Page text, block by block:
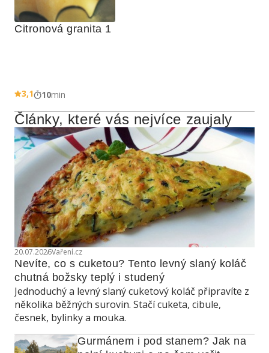
Citronová granita 1
3,1 10min
Články, které vás nejvíce zaujaly
20.07.2026Vaření.cz
Nevíte, co s cuketou? Tento levný slaný koláč
chutná božsky teplý i studený
Jednoduchý a levný slaný cuketový koláč připravíte z
několika běžných surovin. Stačí cuketa, cibule,
česnek, bylinky a mouka.
Gurmánem i pod stanem? Jak na